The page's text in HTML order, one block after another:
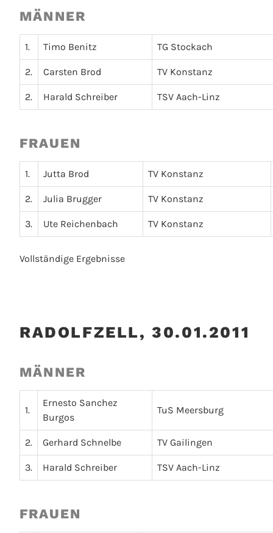
MÄNNER
1. Timo Benitz TG Stockach
2. Carsten Brod TV Konstanz
2. Harald Schreiber TSV Aach-Linz
FRAUEN
1. Jutta Brod TV Konstanz
2. Julia Brugger TV Konstanz
3. Ute Reichenbach TV Konstanz
Vollständige Ergebnisse
RADOLFZELL, 30.01.2011
MÄNNER
1.
Ernesto Sanchez
Burgos
TuS Meersburg
2. Gerhard Schnelbe TV Gailingen
3. Harald Schreiber TSV Aach-Linz
FRAUEN